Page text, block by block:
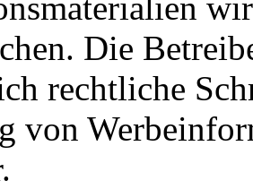
Die
rechtliche
von